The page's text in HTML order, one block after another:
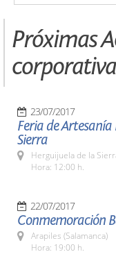
Próximas
corporativa
23/07/2017
Feria de
Sierra
Herguijuela de la
Hora: 12:00 h.
22/07/2017
Conmemoración
Arapiles (Salamanca)
Hora: 19:00 h.